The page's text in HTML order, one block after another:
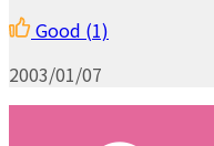
Good (1)
2003/01/07